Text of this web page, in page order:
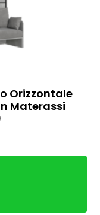
Orizzontale
Materassi